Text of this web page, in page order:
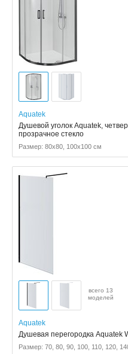
Aquatek
Душевой уголок Aquatek,
прозрачное стекло
Размер: 80x80, 100x100 см
всего 13
моделей
Aquatek
Душевая перегородка Aquatek
Размер: 70, 80, 90, 100, 110, 120,